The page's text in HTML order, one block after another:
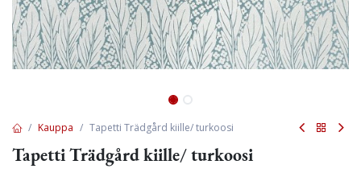
Kauppa Tapetti Trädgård kiille/ turkoosi
Tapetti Trädgård kiille/ turkoosi